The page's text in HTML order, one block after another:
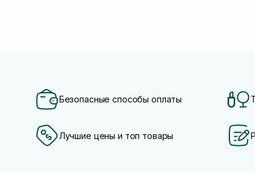
Безопасные способы оплаты
Лучшие цены и топ товары